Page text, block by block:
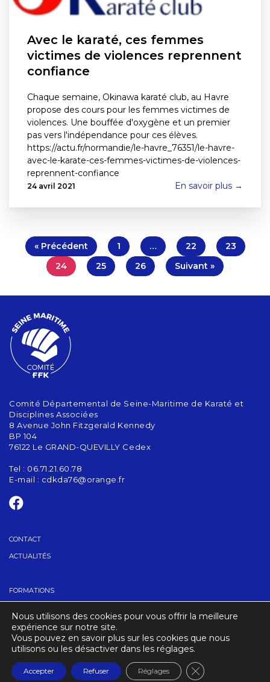
Avec le karaté, ces femmes
victimes de violences reprennent
confiance
Chaque semaine, Okinawa karaté club, au Havre
propose des cours pour les femmes victimes de
violences. Une bouffée d'oxygène et un premier
pas vers l'indépendance pour ces élèves.
https://actu.fr/normandie/le-havre_76351/le-havre-
avec-le-karate-ces-femmes-victimes-de-violences-
reprennent-confiance
24 avril 2021 En savoir plus →
« Précédent 1 … 22
23
24
25 26 Suivant »
Comité Départemental de Seine-Maritime de Karaté et
Disciplines Associées
8 Avenue John Fitzgerald Kennedy
BP 104
76122 Le GRAND-QUEVILLY Cedex
Tel : 06.71.21.60.78
E-mail : cdkda76@orange.fr
CONTACT
ACTUALITÉS
FORMATIONS
TROUVER UN CLUB
CRÉDITS MENTIONS LÉGALES
Nous utilisons des cookies pour vous offrir la meilleure
expérience sur notre site.
Vous pouvez en savoir plus sur les cookies que nous
utilisons ou les désactiver dans les réglages.
Accepter Refuser Réglages Fermer la